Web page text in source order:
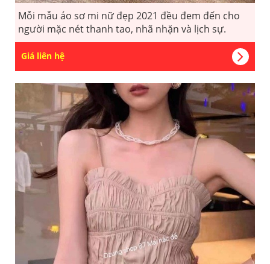
Mỗi mẫu áo sơ mi nữ đẹp 2021 đều đem đến cho
người mặc nét thanh tao, nhã nhặn và lịch sự.
Giá liên hệ